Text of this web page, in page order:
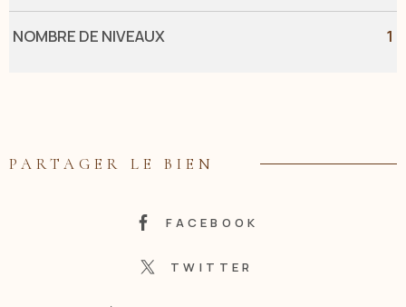
NOMBRE DE NIVEAUX 1
PARTAGER LE BIEN
FACEBOOK
TWITTER